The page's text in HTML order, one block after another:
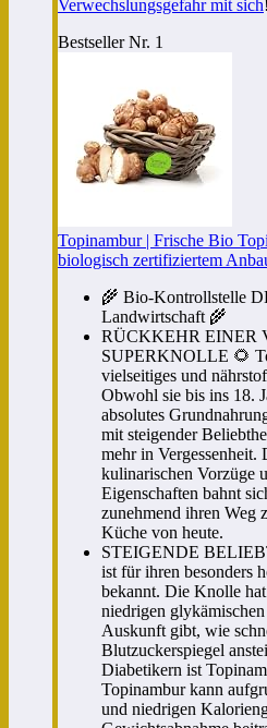
Verwechslungsgefahr mit sich!
Bestseller Nr. 1
Topinambur | Frische Bio
biologisch zertifiziertem
🌾 Bio-Kontrollstelle
Landwirtschaft 🌾
RÜCKKEHR EINER
SUPERKNOLLE 🌻
vielseitiges und
Obwohl sie bis ins 18.
absolutes
mit steigender
mehr in Vergessenheit.
kulinarischen Vorzüge
Eigenschaften bahnt
zunehmend ihren Weg
Küche von heute.
STEIGENDE
ist für ihren besonders
bekannt. Die Knolle
niedrigen
Auskunft gibt, wie
Blutzuckerspiegel
Diabetikern ist
Topinambur kann
und niedrigen